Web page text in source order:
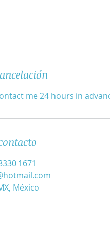
me 24 hours in
1671
México